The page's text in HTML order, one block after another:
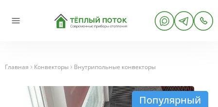
Главная Конвекторы Внутрипольные конвекторы
Популярный